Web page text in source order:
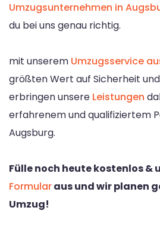
Umzugsunternehmen in
du bei uns genau richtig.
mit unserem Umzugsservice
größten Wert auf Sicherheit
erbringen unsere Leistungen
erfahrenem und qualifiziertem
Augsburg.
Fülle noch heute kostenlos &
Formularaus und wir planen
Umzug!